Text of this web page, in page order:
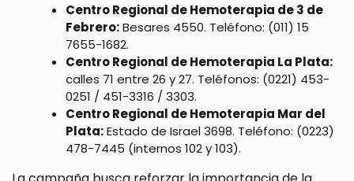
Centro Regional de Hemoterapia de 3 de
Febrero:Besares 4550. Teléfono: (011) 15
7655-1682.
Centro Regional de Hemoterapia La Plata:
calles 71 entre 26 y 27. Teléfonos: (0221) 453-
0251 / 451-3316 / 3303.
Centro Regional de Hemoterapia Mar del
Plata:Estado de Israel 3698. Teléfono: (0223)
478-7445 (internos 102 y 103).